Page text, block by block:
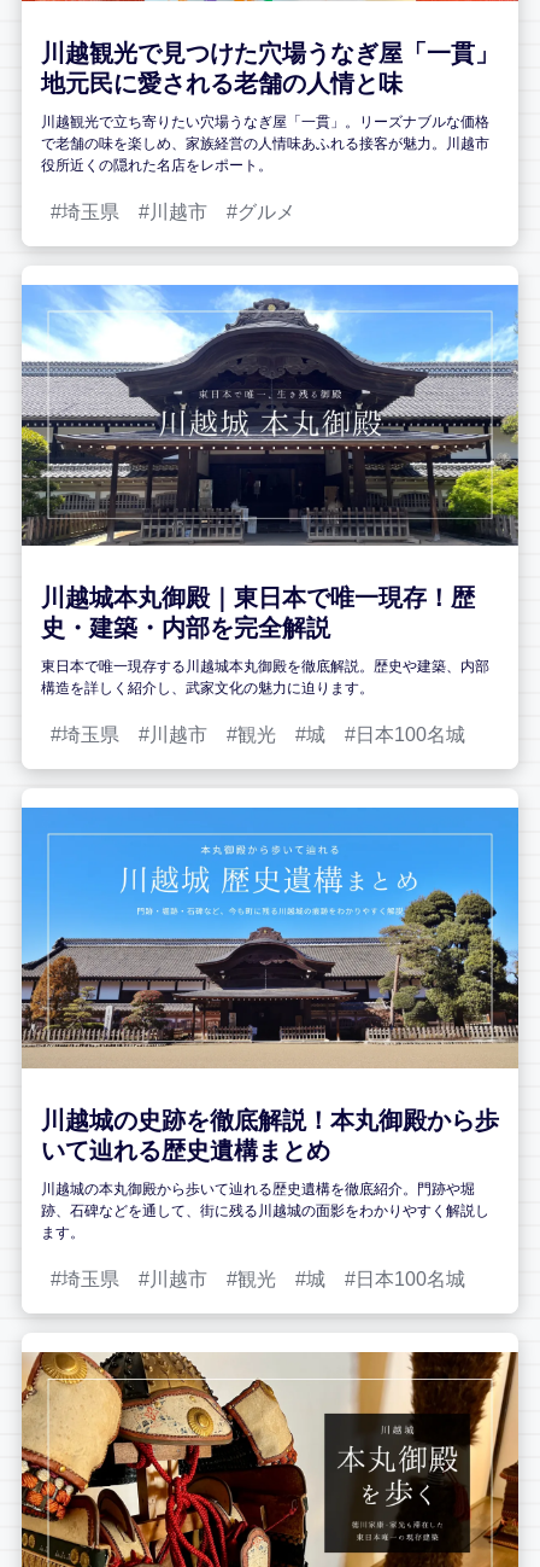
川越観光で見つけた穴場うなぎ屋「一貫」
地元民に愛される老舗の人情と味
川越観光で立ち寄りたい穴場うなぎ屋「一貫」。リーズナブルな価格
で老舗の味を楽しめ、家族経営の人情味あふれる接客が魅力。川越市
役所近くの隠れた名店をレポート。
埼玉県 川越市 グルメ
川越城本丸御殿｜東日本で唯一現存！歴
史・建築・内部を完全解説
東日本で唯一現存する川越城本丸御殿を徹底解説。歴史や建築、内部
構造を詳しく紹介し、武家文化の魅力に迫ります。
埼玉県 川越市 観光 城 日本100名城
川越城の史跡を徹底解説！本丸御殿から歩
いて辿れる歴史遺構まとめ
川越城の本丸御殿から歩いて辿れる歴史遺構を徹底紹介。門跡や堀
跡、石碑などを通して、街に残る川越城の面影をわかりやすく解説し
ます。
埼玉県 川越市 観光 城 日本100名城